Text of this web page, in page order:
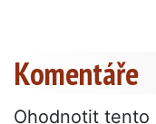
Komentáře
Ohodnotit tento